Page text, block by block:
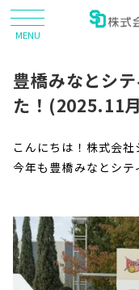
MENU
豊橋みなとシ
た！(2025.11
こんにちは！株式会社
今年も豊橋みなとシテ